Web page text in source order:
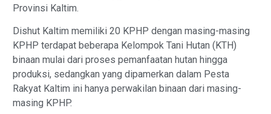
Provinsi Kaltim.
Dishut Kaltim memiliki 20 KPHP dengan masing-masing
KPHP terdapat beberapa Kelompok Tani Hutan (KTH)
binaan mulai dari proses pemanfaatan hutan hingga
produksi, sedangkan yang dipamerkan dalam Pesta
Rakyat Kaltim ini hanya perwakilan binaan dari masing-
masing KPHP.